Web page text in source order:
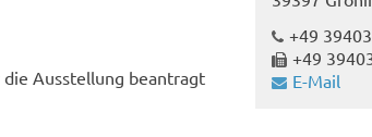
Ausstellung beantragt
+49
+49
E-Mail